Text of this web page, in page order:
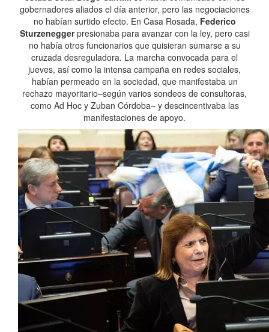
gobernadores aliados el día anterior, pero las negociaciones
no habían surtido efecto. En Casa Rosada, Federico
Sturzeneggerpresionaba para avanzar con la ley, pero casi
no había otros funcionarios que quisieran sumarse a su
cruzada desreguladora. La marcha convocada para el
jueves, así como la intensa campaña en redes sociales,
habían permeado en la sociedad, que manifestaba un
rechazo mayoritario–según varios sondeos de consultoras,
como Ad Hoc y Zuban Córdoba– y descincentivaba las
manifestaciones de apoyo.